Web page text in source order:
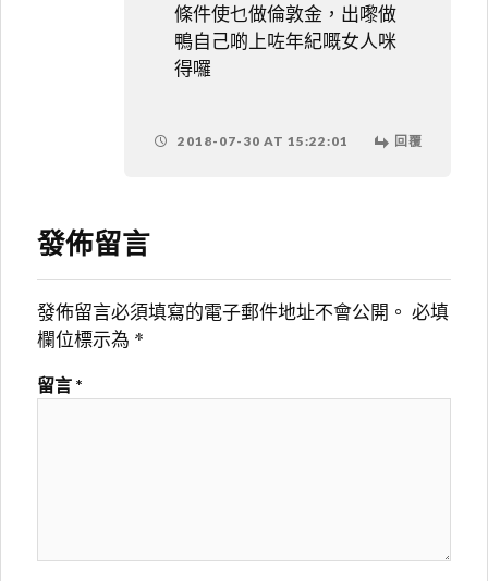
條件使乜做倫敦金，出嚟做
鴨自己啲上咗年紀嘅女人咪
得囉
2018-07-30 AT 15:22:01 回覆
發佈留言
發佈留言必須填寫的電子郵件地址不會公開。 必填
欄位標示為 *
留言 *